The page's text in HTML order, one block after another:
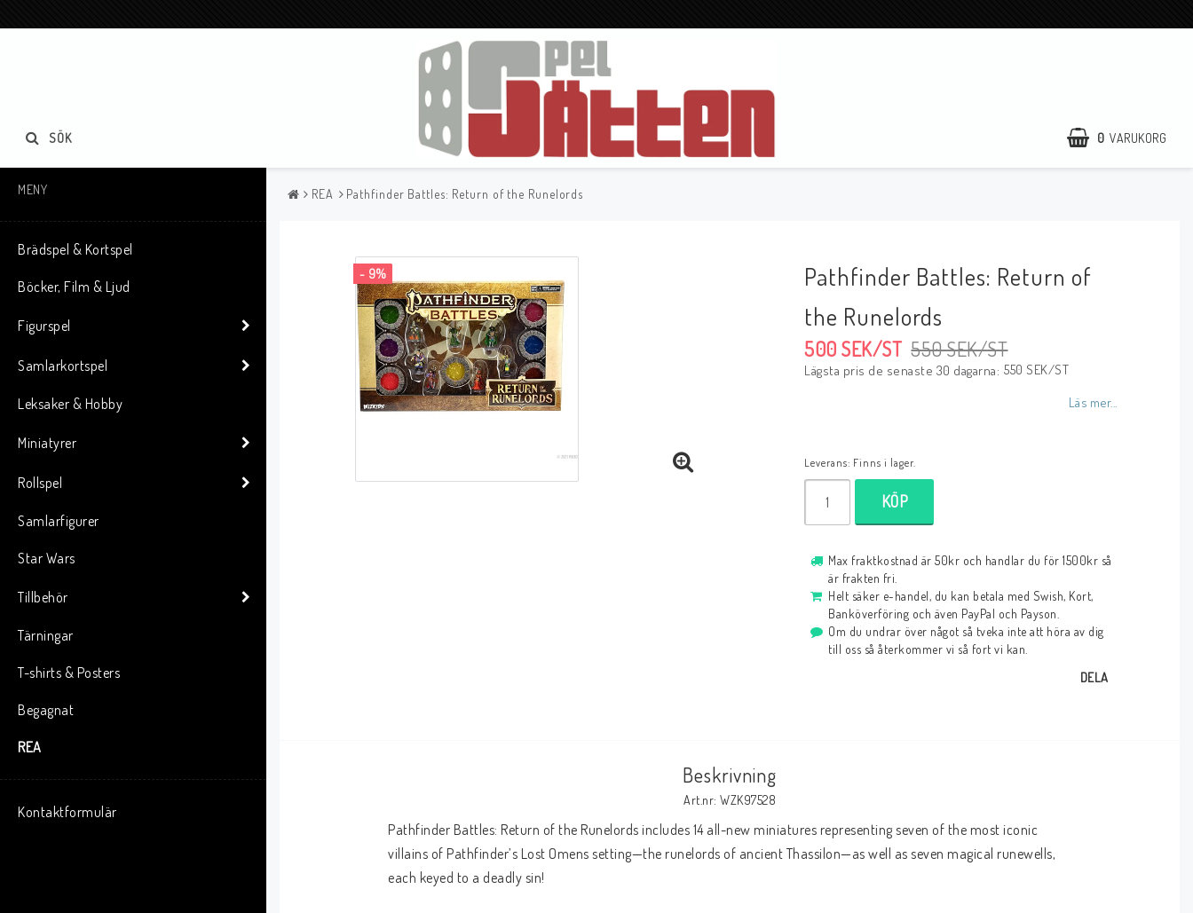
0 VARUKORG
SÖK
MENY
Brädspel & Kortspel
Böcker, Film & Ljud
Figurspel
Samlarkortspel
Leksaker & Hobby
Miniatyrer
Rollspel
Samlarfigurer
Star Wars
Tillbehör
Tärningar
T-shirts & Posters
Begagnat
REA
Kontaktformulär
REA Pathfinder Battles: Return of the Runelords
- 9%
Pathfinder Battles: Return of
the Runelords
550 SEK/ST
500 SEK/ST
Lägsta pris de senaste 30 dagarna 550 SEK/ST
Läs mer...
Leverans: Finns i lager.
KÖP
Max fraktkostnad är 50kr och handlar du för 1500kr så
är frakten fri.
Helt säker e-handel, du kan betala med Swish, Kort,
Banköverföring och även PayPal och Payson.
Om du undrar över något så tveka inte att höra av dig
till oss så återkommer vi så fort vi kan.
DELA
Beskrivning
Art.nr: WZK97528
Pathfinder Battles: Return of the Runelords includes 14 all-new miniatures representing seven of the most iconic
villains of Pathfinder’s Lost Omens setting—the runelords of ancient Thassilon—as well as seven magical runewells,
each keyed to a deadly sin!